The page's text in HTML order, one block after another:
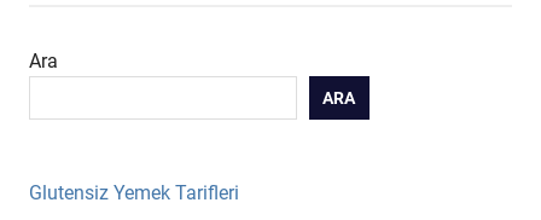
Ara
ARA
Glutensiz Yemek Tarifleri